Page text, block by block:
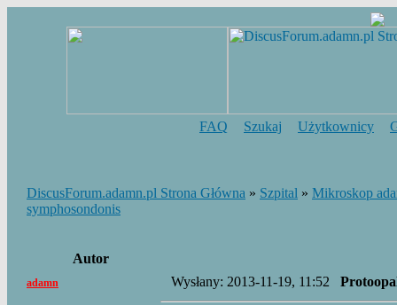
FAQ Szukaj Użytkownicy
DiscusForum.adamn.pl Strona Główna » Szpital » Mikroskop
symphosondonis
Autor
adamn Wysłany: 2013-11-19, 11:52